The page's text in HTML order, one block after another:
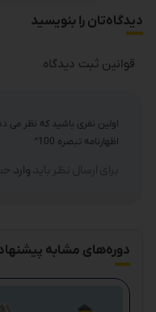
دیدگاه‌تان را بنویسید
قوانین ثبت دیدگاه
اولین نفری باشید که نظر می
اظهارنامه تبصره 100”
برای ارسال نظر باید وارد
دوره‌های مشابه